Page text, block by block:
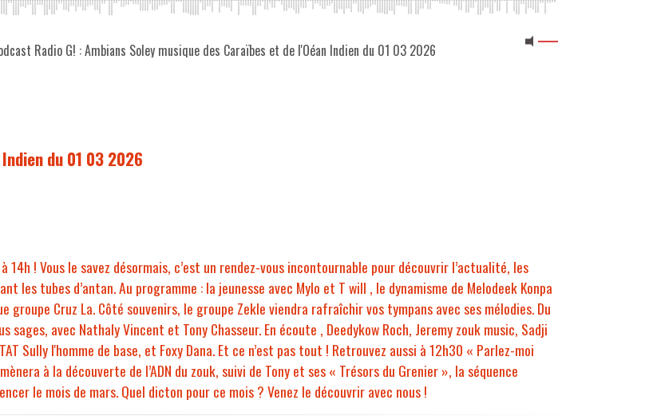
Radio G! : Ambians Soley musique des Caraïbes et de l'Oéan Indien du 01 03 2026
du 01 03 2026
14h ! Vous le savez désormais, c’est un rendez-vous incontournable pour découvrir l’actualité, les
les tubes d’antan. Au programme : la jeunesse avec Mylo et T will , le dynamisme de Melodeek Konpa
groupe Cruz La. Côté souvenirs, le groupe Zekle viendra rafraîchir vos tympans avec ses mélodies. Du
avec Nathaly Vincent et Tony Chasseur. En écoute , Deedykow Roch, Jeremy zouk music, Sadji
Sully l'homme de base, et Foxy Dana. Et ce n’est pas tout ! Retrouvez aussi à 12h30 « Parlez-moi
à la découverte de l’ADN du zouk, suivi de Tony et ses « Trésors du Grenier », la séquence
le mois de mars. Quel dicton pour ce mois ? Venez le découvrir avec nous !